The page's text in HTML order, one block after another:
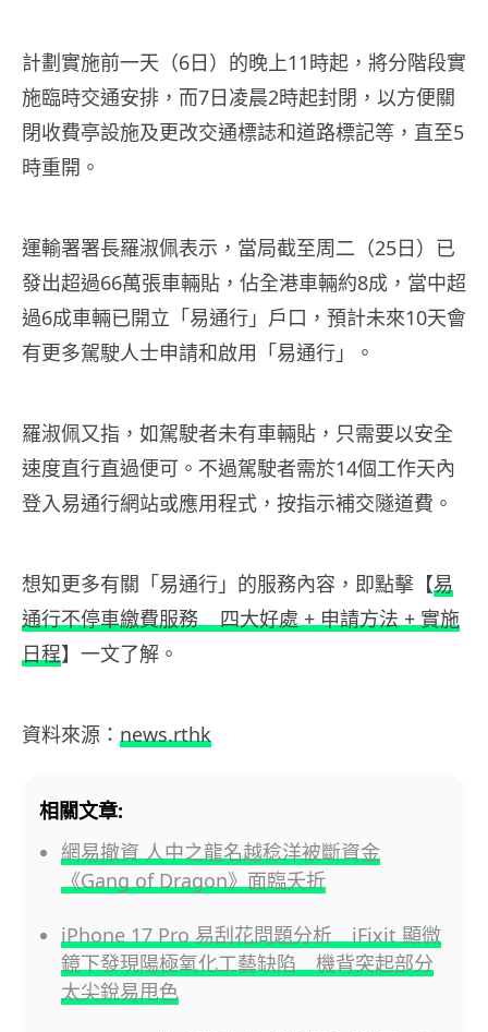
計劃實施前一天（6日）的晚上11時起，將分階段實
施臨時交通安排，而7日凌晨2時起封閉，以方便關
閉收費亭設施及更改交通標誌和道路標記等，直至5
時重開。
運輸署署長羅淑佩表示，當局截至周二（25日）已
發出超過66萬張車輛貼，佔全港車輛約8成，當中超
過6成車輛已開立「易通行」戶口，預計未來10天會
有更多駕駛人士申請和啟用「易通行」。
羅淑佩又指，如駕駛者未有車輛貼，只需要以安全
速度直行直過便可。不過駕駛者需於14個工作天內
登入易通行網站或應用程式，按指示補交隧道費。
想知更多有關「易通行」的服務內容，即點擊【易
通行不停車繳費服務 四大好處 + 申請方法 + 實施
日程】一文了解。
資料來源： news.rthk
相關文章:
網易撤資 人中之龍名越稔洋被斷資金
《Gang of Dragon》面臨夭折
iPhone 17 Pro 易刮花問題分析 iFixit 顯微
鏡下發現陽極氧化工藝缺陷 機背突起部分
太尖銳易甩色